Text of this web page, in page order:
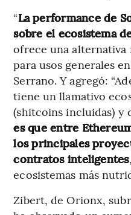
“La performance de
sobre el ecosistema
ofrece una alternativa
para usos generales
Serrano. Y agregó:
tiene un llamativo
(shitcoins incluidas) y
es que entre
los principales
contratos inteligentes
ecosistemas más
Zibert, de Orionx,